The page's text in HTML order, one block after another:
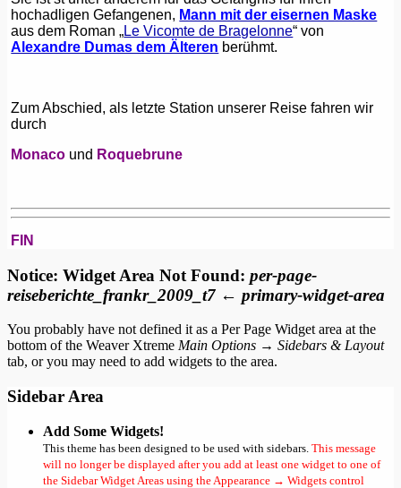
hochadligen Gefangenen, Mann mit der eisernen Maske
aus dem Roman „Le Vicomte de Bragelonne“ von
Alexandre Dumas dem Älteren berühmt.
Zum Abschied, als letzte Station unserer Reise fahren wir
durch
Monaco und Roquebrune
FIN
Notice: Widget Area Not Found: per-page-
reiseberichte_frankr_2009_t7 ← primary-widget-area
You probably have not defined it as a Per Page Widget area at the
bottom of the Weaver Xtreme Main Options → Sidebars & Layout
tab, or you may need to add widgets to the area.
Sidebar Area
Add Some Widgets!
This theme has been designed to be used with sidebars. This message
will no longer be displayed after you add at least one widget to one of
the Sidebar Widget Areas using the Appearance → Widgets control